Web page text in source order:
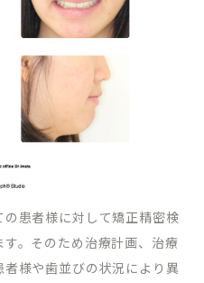
患者様に対して矯正精密検
。そのため治療計画、治療
様や歯並びの状況により異